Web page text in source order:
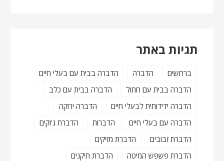
תגיות באתר
ברחשים הדברה
הדברה בבית עם בעלי חיים
הדברה בבית עם חתול
הדברה בבית עם כלב
הדברה ידידותית לבעלי חיים
הדברה ירוקה
הדברה עם בעלי חיים
הדברות
הדברת ג'וקים
הדברת זבובים
הדברת מזיקים
הדברת פשפש המיטה
הדברת תיקנים